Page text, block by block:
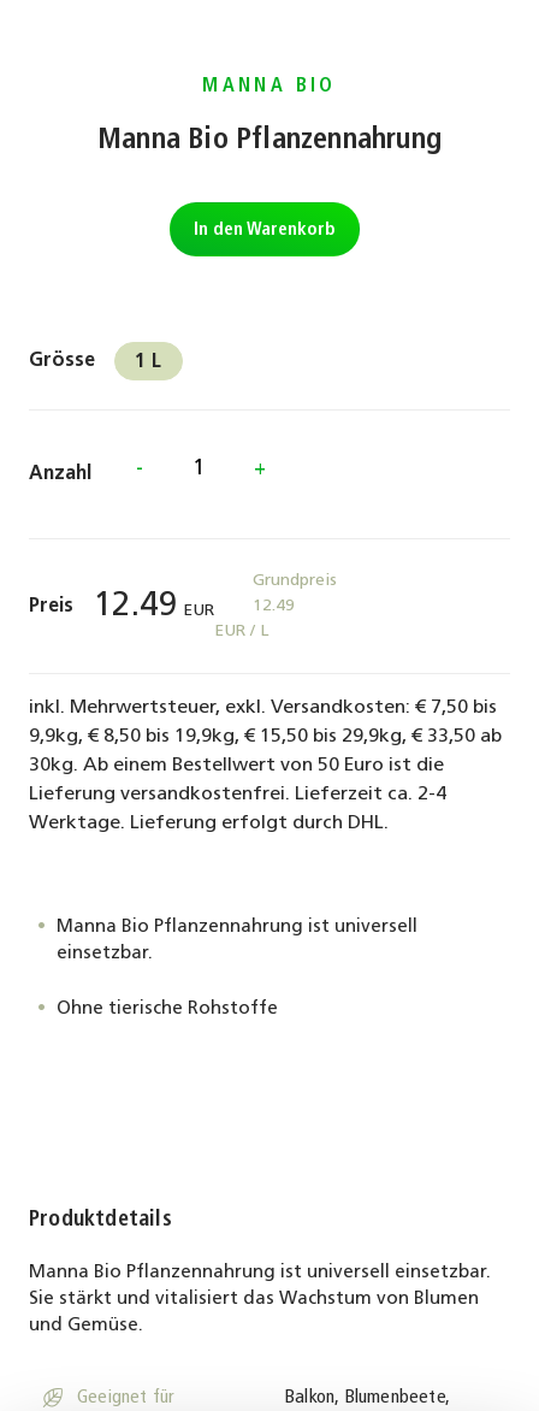
MANNA BIO
Manna Bio Pflanzennahrung
Manna Bio Pflanzennahrung ist universell
einsetzbar.
Ohne tierische Rohstoffe
Grösse 1 L
Anzahl - +
Preis 12.49 EUR
Grundpreis
12.49
EUR / L
inkl. Mehrwertsteuer, exkl. Versandkosten: € 7,50 bis
9,9kg, € 8,50 bis 19,9kg, € 15,50 bis 29,9kg, € 33,50 ab
30kg. Ab einem Bestellwert von 50 Euro ist die
Lieferung versandkostenfrei. Lieferzeit ca. 2-4
Werktage. Lieferung erfolgt durch DHL.
In den Warenkorb
Produktdetails
Manna Bio Pflanzennahrung ist universell einsetzbar.
Sie stärkt und vitalisiert das Wachstum von Blumen
und Gemüse.
suitable Geeignet für Balkon, Blumenbeete,